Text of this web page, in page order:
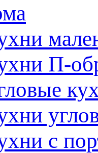
П-
с